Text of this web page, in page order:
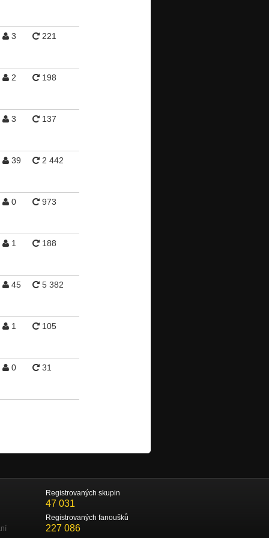
3 221
2 198
3 137
39 2 442
0 973
1 188
45 5 382
1 105
0 31
Registrovaných skupin
47 031
Registrovaných fanoušků
227 086